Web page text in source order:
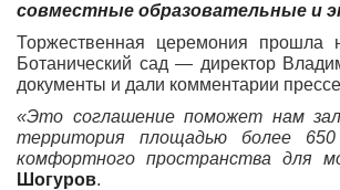
совместные образовательные и
Торжественная церемония
Ботанический сад — директор
документы и дали комментарии
«Это соглашение поможет нам
территория площадью более
комфортного пространства для
Шогуров.